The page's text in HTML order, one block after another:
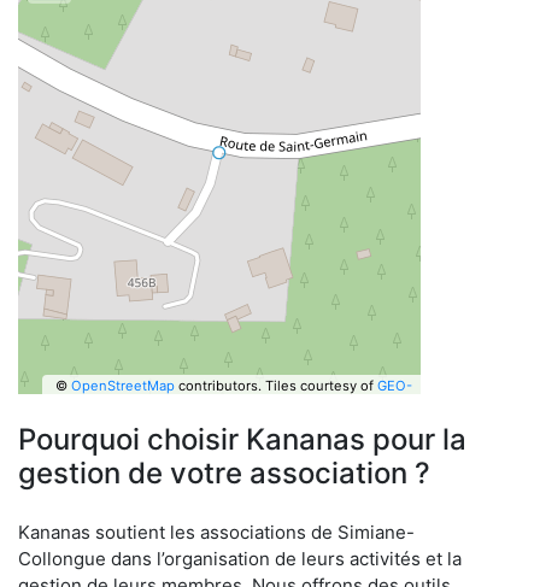
© OpenStreetMapcontributors. Tiles courtesy of GEO-
Pourquoi choisir Kananas pour la
gestion de votre association ?
Kananas soutient les associations de Simiane-
Collongue dans l’organisation de leurs activités et la